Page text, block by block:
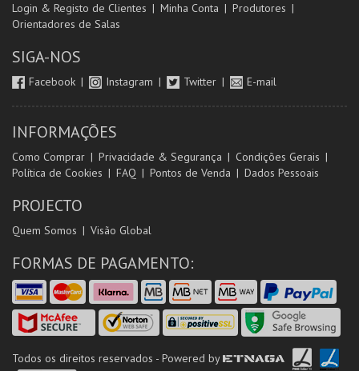
Login & Registo de Clientes Minha Conta
Produtores
Orientadores de Salas
SIGA-NOS
Facebook Instagram Twitter E-mail
INFORMAÇÕES
Como Comprar Privacidade & Segurança
Condições Gerais
Política de Cookies
FAQ Pontos de Venda Dados Pessoais
PROJECTO
Quem Somos Visão Global
FORMAS DE PAGAMENTO:
Todos os direitos reservados - Powered by ETNAGA